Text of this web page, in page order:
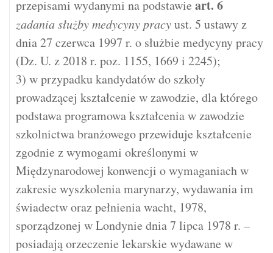
przepisami wydanymi na podstawie art. 6
zadania służby medycyny pracyust. 5 ustawy z
dnia 27 czerwca 1997 r. o służbie medycyny pracy
(Dz. U. z 2018 r. poz. 1155, 1669 i 2245);
3) w przypadku kandydatów do szkoły
prowadzącej kształcenie w zawodzie, dla którego
podstawa programowa kształcenia w zawodzie
szkolnictwa branżowego przewiduje kształcenie
zgodnie z wymogami określonymi w
Międzynarodowej konwencji o wymaganiach w
zakresie wyszkolenia marynarzy, wydawania im
świadectw oraz pełnienia wacht, 1978,
sporządzonej w Londynie dnia 7 lipca 1978 r. –
posiadają orzeczenie lekarskie wydawane w